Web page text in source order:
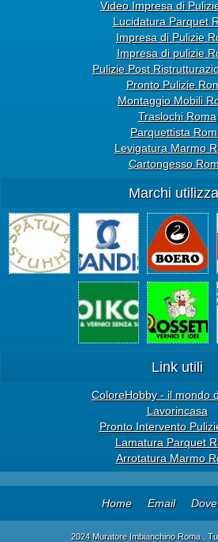
Video Impresa di
Lucidatura Parquet
Impresa di Pulizie
Impresa di pulizie
Pulizie Post
Pronto Pulizie
Montaggio Mobili
Traslochi Roma
Parquettista
Levigatura Marmo
Cartongesso
Marchi
Link utili
ColoreHobby - il mondo
Lavorincasa
Pronto Intervento
Lamatura Parquet
Arrotatura Marmo
Home Email
2024 Muratore Imbianchino Roma .